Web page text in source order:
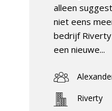
alleen
niet eens
bedrijf
een nieuwe...
Riverty